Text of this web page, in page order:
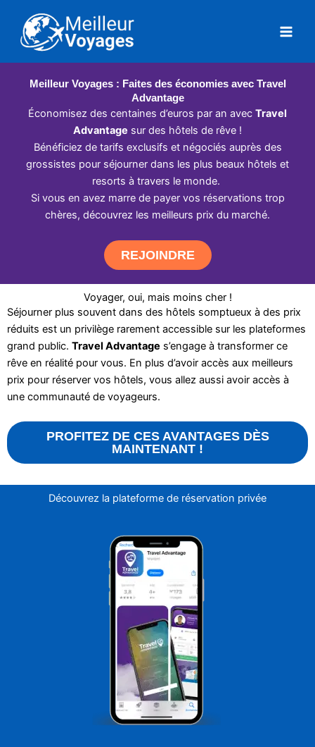
contenu
Meilleur Voyages : Faites des économies avec Travel
Advantage
Économisez des centaines d’euros par an avec Travel
Advantage sur des hôtels de rêve !
Bénéficiez de tarifs exclusifs et négociés auprès des
grossistes pour séjourner dans les plus beaux hôtels et
resorts à travers le monde.
Si vous en avez marre de payer vos réservations trop
chères, découvrez les meilleurs prix du marché.
REJOINDRE
Voyager, oui, mais moins cher !
Séjourner plus souvent dans des hôtels somptueux à des prix
réduits est un privilège rarement accessible sur les plateformes
grand public. Travel Advantage s’engage à transformer ce
rêve en réalité pour vous. En plus d’avoir accès aux meilleurs
prix pour réserver vos hôtels, vous allez aussi avoir accès à
une communauté de voyageurs.
PROFITEZ DE CES AVANTAGES DÈS
MAINTENANT !
Découvrez la plateforme de réservation privée